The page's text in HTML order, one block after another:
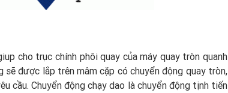
cho trục chính phôi quay của máy quay tròn quanh
được lắp trên mâm cặp có chuyển động quay tròn,
cầu. Chuyển động chạy dao là chuyển động tịnh tiến